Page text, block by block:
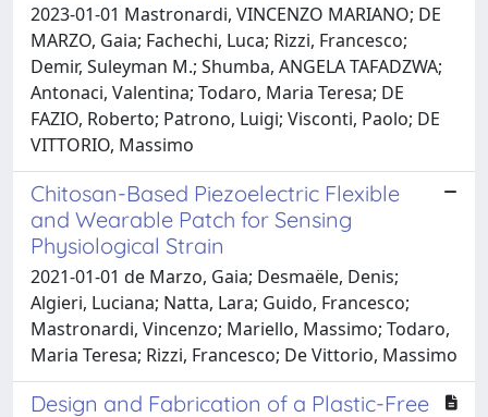
2023-01-01 Mastronardi, VINCENZO MARIANO; DE
MARZO, Gaia; Fachechi, Luca; Rizzi, Francesco;
Demir, Suleyman M.; Shumba, ANGELA TAFADZWA;
Antonaci, Valentina; Todaro, Maria Teresa; DE
FAZIO, Roberto; Patrono, Luigi; Visconti, Paolo; DE
VITTORIO, Massimo
Chitosan-Based Piezoelectric Flexible
and Wearable Patch for Sensing
Physiological Strain
2021-01-01 de Marzo, Gaia; Desmaële, Denis;
Algieri, Luciana; Natta, Lara; Guido, Francesco;
Mastronardi, Vincenzo; Mariello, Massimo; Todaro,
Maria Teresa; Rizzi, Francesco; De Vittorio, Massimo
Design and Fabrication of a Plastic-Free